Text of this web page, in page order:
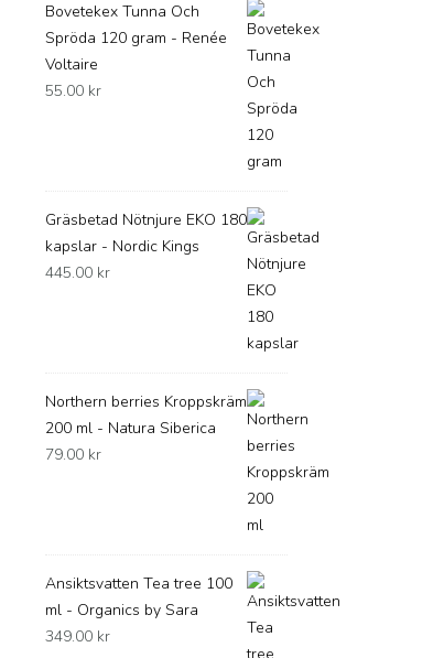
Bovetekex Tunna Och
Spröda 120 gram - Renée
Voltaire
55.00 kr
Gräsbetad Nötnjure EKO 180
kapslar - Nordic Kings
445.00 kr
Northern berries Kroppskräm
200 ml - Natura Siberica
79.00 kr
Ansiktsvatten Tea tree 100
ml - Organics by Sara
349.00 kr